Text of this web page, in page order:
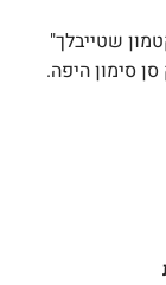
שטייבלך"
מפארק סן סימון היפה.